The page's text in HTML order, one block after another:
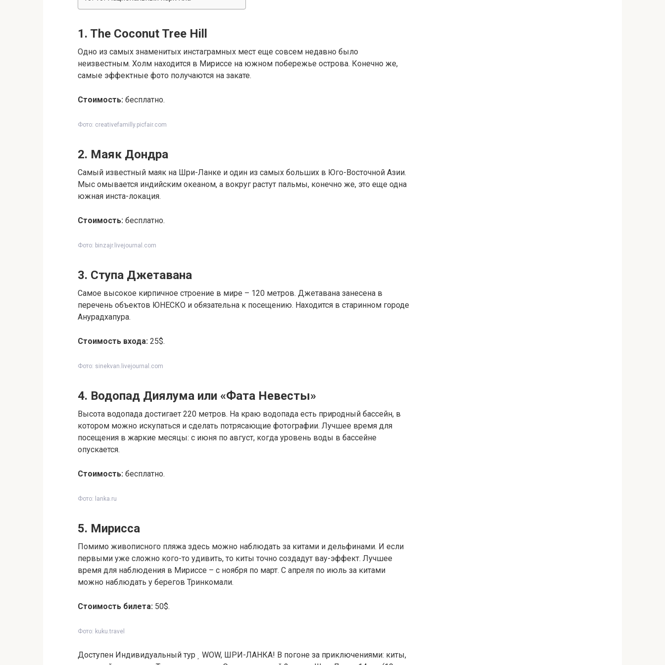
1. The Coconut Tree Hill
Одно из самых знаменитых инстаграмных мест еще совсем недавно было
неизвестным. Холм находится в Мириссе на южном побережье острова. Конечно же,
самые эффектные фото получаются на закате.
Стоимость: бесплатно.
Фото: creativefamilly.picfair.com
2. Маяк Дондра
Самый известный маяк на Шри-Ланке и один из самых больших в Юго-Восточной Азии.
Мыс омывается индийским океаном, а вокруг растут пальмы, конечно же, это еще одна
южная инста-локация.
Стоимость: бесплатно.
Фото: binzajr.livejournal.com
3. Ступа Джетавана
Самое высокое кирпичное строение в мире – 120 метров. Джетавана занесена в
перечень объектов ЮНЕСКО и обязательна к посещению. Находится в старинном городе
Анурадхапура.
Стоимость входа: 25$.
Фото: sinekvan.livejournal.com
4. Водопад Диялума или «Фата Невесты»
Высота водопада достигает 220 метров. На краю водопада есть природный бассейн, в
котором можно искупаться и сделать потрясающие фотографии. Лучшее время для
посещения в жаркие месяцы: с июня по август, когда уровень воды в бассейне
опускается.
Стоимость: бесплатно.
Фото: lanka.ru
5. Мирисса
Помимо живописного пляжа здесь можно наблюдать за китами и дельфинами. И если
первыми уже сложно кого-то удивить, то киты точно создадут вау-эффект. Лучшее
время для наблюдения в Мириссе – с ноября по март. С апреля по июль за китами
можно наблюдать у берегов Тринкомали.
Стоимость билета: 50$.
Фото: kuku.travel
Доступен Индивидуальный тур
WOW, ШРИ-ЛАНКА! В погоне за приключениями: киты,